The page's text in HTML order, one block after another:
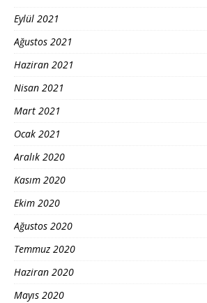
Eylül 2021
Ağustos 2021
Haziran 2021
Nisan 2021
Mart 2021
Ocak 2021
Aralık 2020
Kasım 2020
Ekim 2020
Ağustos 2020
Temmuz 2020
Haziran 2020
Mayıs 2020